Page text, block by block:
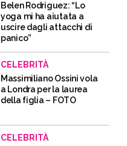
Belen Rodriguez: “Lo
yoga mi ha aiutata a
uscire dagli attacchi di
panico”
CELEBRITÀ
Massimiliano Ossini vola
a Londra per la laurea
della figlia – FOTO
CELEBRITÀ